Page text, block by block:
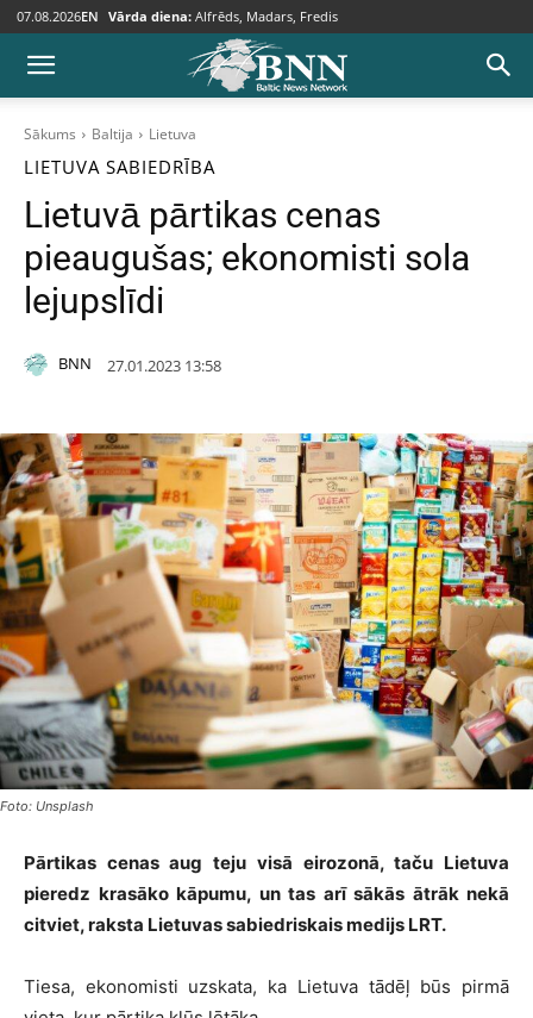
07.08.2026EN Vārda diena: Alfrēds, Madars, Fredis
Sākums Baltija Lietuva
LIETUVA SABIEDRĪBA
Lietuvā pārtikas cenas
pieaugušas; ekonomisti sola
lejupslīdi
BNN 27.01.2023 13:58
Foto: Unsplash
Pārtikas cenas aug teju visā eirozonā, taču Lietuva
pieredz krasāko kāpumu, un tas arī sākās ātrāk nekā
citviet, raksta Lietuvas sabiedriskais medijs LRT.
Tiesa, ekonomisti uzskata, ka Lietuva tādēļ būs pirmā